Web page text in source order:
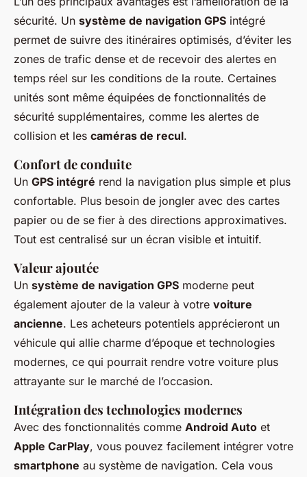
sécurité. Un système de navigation GPS intégré
permet de suivre des itinéraires optimisés, d’éviter les
zones de trafic dense et de recevoir des alertes en
temps réel sur les conditions de la route. Certaines
unités sont même équipées de fonctionnalités de
sécurité supplémentaires, comme les alertes de
collision et les caméras de recul.
Confort de conduite
Un GPS intégré rend la navigation plus simple et plus
confortable. Plus besoin de jongler avec des cartes
papier ou de se fier à des directions approximatives.
Tout est centralisé sur un écran visible et intuitif.
Valeur ajoutée
Un système de navigation GPS moderne peut
également ajouter de la valeur à votre voiture
ancienne. Les acheteurs potentiels apprécieront un
véhicule qui allie charme d’époque et technologies
modernes, ce qui pourrait rendre votre voiture plus
attrayante sur le marché de l’occasion.
Intégration des technologies modernes
Avec des fonctionnalités comme Android Auto et
Apple CarPlay, vous pouvez facilement intégrer votre
smartphone au système de navigation. Cela vous